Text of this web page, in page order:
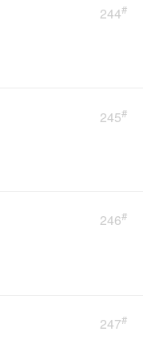
244#
245#
246#
247#